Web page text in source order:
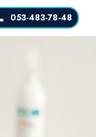
053-483-78-48